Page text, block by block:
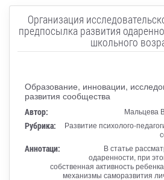
Организация
предпосылка развития
школьного
Образование, инновации,
развития сообщества
Автор: Мальцева
Рубрика:
Развитие психолого-
Аннотаци:
В статье
одаренности, при
собственная активность
механизмы саморазвития